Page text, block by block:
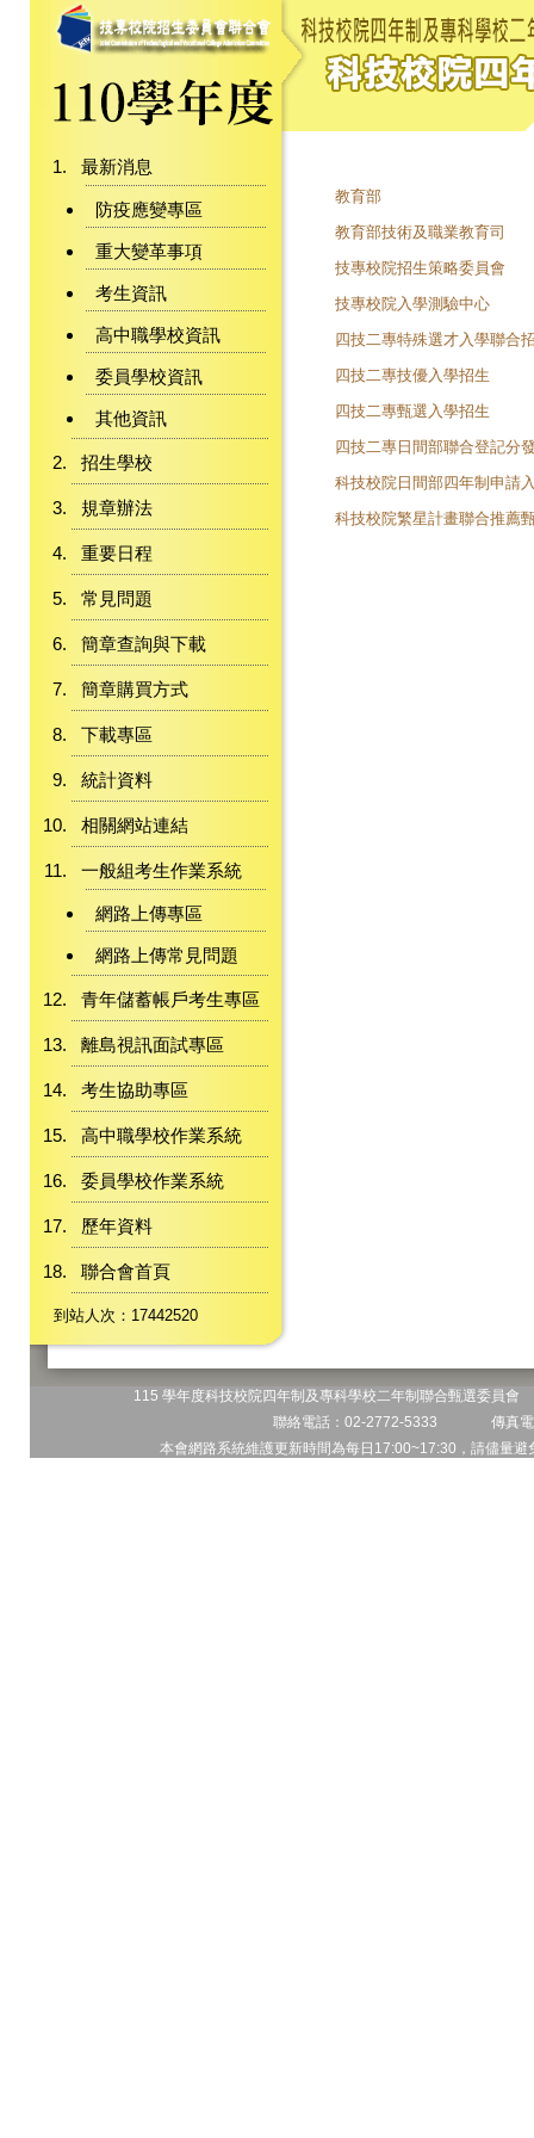
最新消息
防疫應變專區
重大變革事項
考生資訊
高中職學校資訊
委員學校資訊
其他資訊
招生學校
規章辦法
重要日程
常見問題
簡章查詢與下載
簡章購買方式
下載專區
統計資料
相關網站連結
一般組考生作業系統
網路上傳專區
網路上傳常見問題
青年儲蓄帳戶考生專區
離島視訊面試專區
考生協助專區
高中職學校作業系統
委員學校作業系統
歷年資料
聯合會首頁
到站人次：17442520
教育部
教育部技術及職業教育司
技專校院招生策略委員會
技專校院入學測驗中心
四技二專特殊選才入學聯合
四技二專技優入學招生
四技二專甄選入學招生
四技二專日間部聯合登記分
科技校院日間部四年制申請
科技校院繁星計畫聯合推薦
115 學年度科技校院四年制及專科學校二年制聯合甄選委員
聯絡電話：02-2772-5333 傳真
本會網路系統維護更新時間為每日17:00~17:30，請儘量